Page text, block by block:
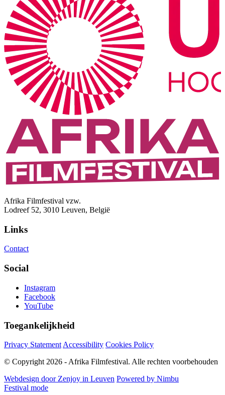
Afrika Filmfestival vzw.
Lodreef 52, 3010 Leuven, België
Links
Contact
Social
Instagram
Facebook
YouTube
Toegankelijkheid
Privacy Statement Accessibility Cookies Policy
© Copyright 2026 - Afrika Filmfestival. Alle rechten voorbehouden
Webdesign door Zenjoy in Leuven Powered by Nimbu
Festival mode